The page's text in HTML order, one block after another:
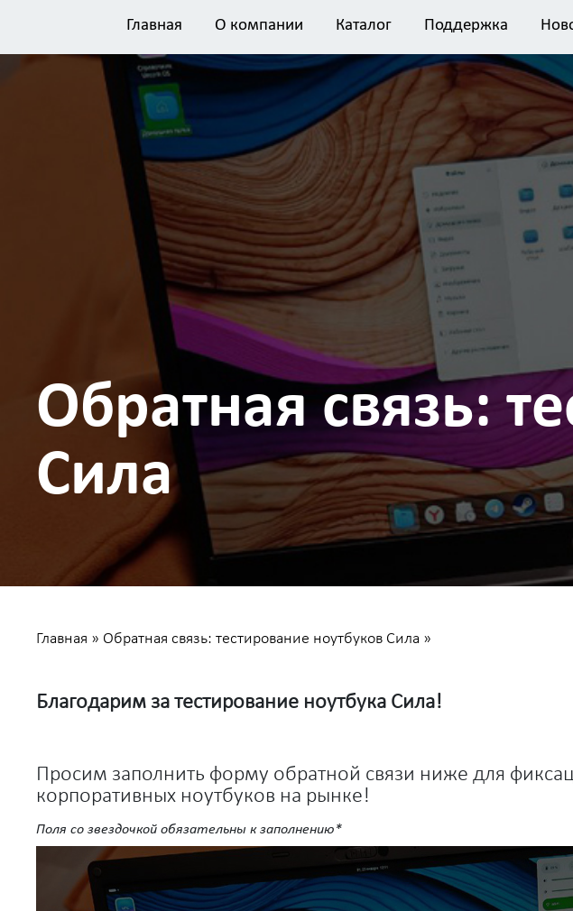
Главная О компании Каталог Поддержка
Обратная связь:
Сила
Главная » Обратная связь: тестирование ноутбуков Сила »
Благодарим за тестирование ноутбука Сила!
Просим заполнить форму обратной связи ниже для
корпоративных ноутбуков на рынке!
Поля со звездочкой обязательны к заполнению*